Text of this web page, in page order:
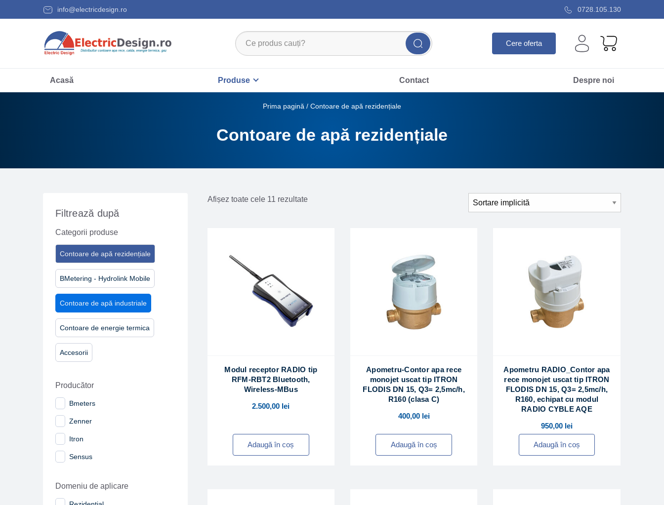
info@electricdesign.ro 0728.105.130
Cere oferta
Acasă Produse Contact Despre noi
Prima pagină / Contoare de apă rezidențiale
Contoare de apă rezidențiale
Filtrează după
Categorii produse
Contoare de apă rezidențiale
BMetering - Hydrolink Mobile
Contoare de apă industriale
Contoare de energie termica
Accesorii
Producător
Bmeters
Zenner
Itron
Sensus
Domeniu de aplicare
Afișez toate cele 11 rezultate
Modul receptor RADIO tip
RFM-RBT2 Bluetooth,
Wireless-MBus
2.500,00 lei
Adaugă în coș
Apometru-Contor apa rece
monojet uscat tip ITRON
FLODIS DN 15, Q3= 2,5mc/h,
R160 (clasa C)
400,00 lei
Adaugă în coș
Apometru RADIO_Contor apa
rece monojet uscat tip ITRON
FLODIS DN 15, Q3= 2,5mc/h,
R160, echipat cu modul
RADIO CYBLE AQE
950,00 lei
Adaugă în coș